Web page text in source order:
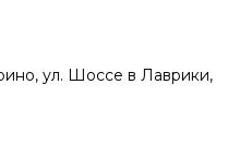
ул. Шоссе в Лаврики,